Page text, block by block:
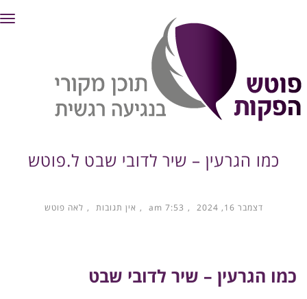
כמו הגרעין – שיר לדובי שבט ל.פוטש
דצמבר 16, 2024 7:53 am אין תגובות לאה פוטש
כמו הגרעין – שיר לדובי שבט